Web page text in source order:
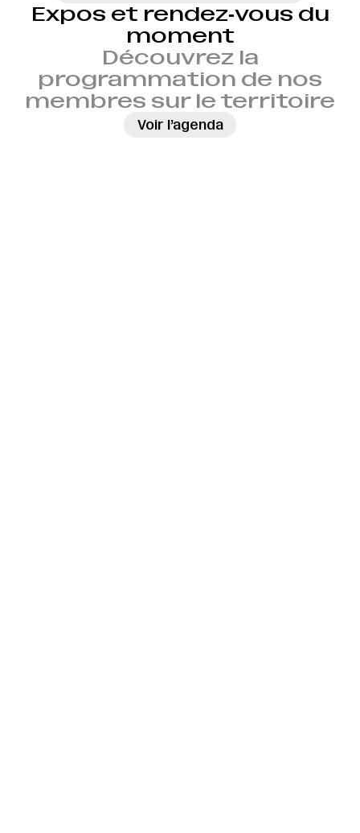
Expos et rendez‑vous du
moment
Découvrez la
programmation de nos
membres sur le territoire
Voir l’agenda